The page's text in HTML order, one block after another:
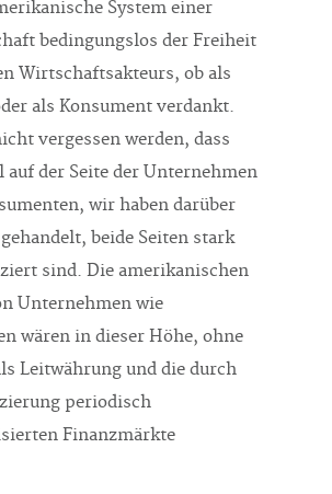
System einer
bedingungslos der Freiheit
Wirtschaftsakteurs, ob als
als Konsument verdankt.
vergessen werden, dass
auf der Seite der Unternehmen
wir haben darüber
beide Seiten stark
sind. Die amerikanischen
Unternehmen wie
wären in dieser Höhe, ohne
Leitwährung und die durch
periodisch
Finanzmärkte